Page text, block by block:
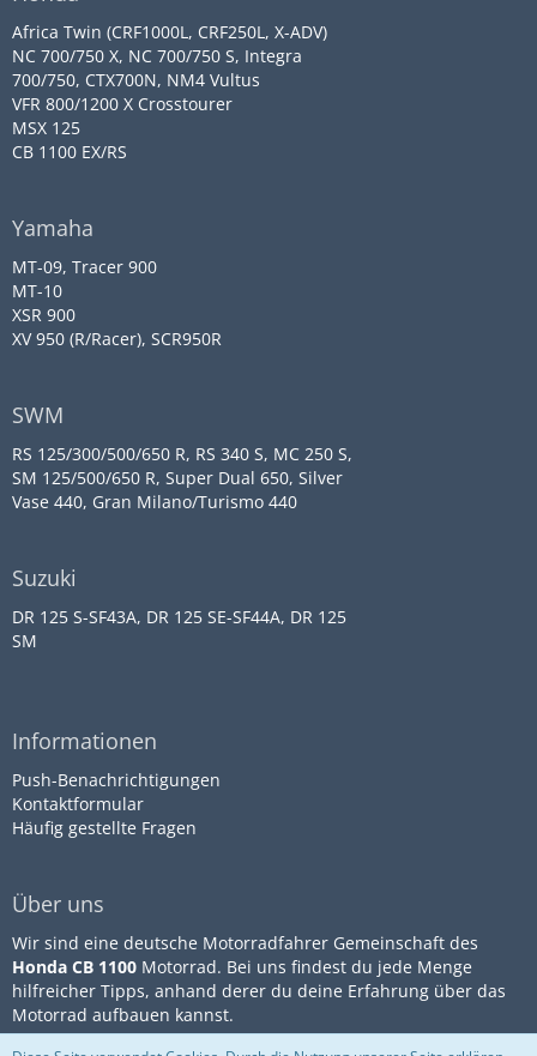
Africa Twin (CRF1000L, CRF250L, X-ADV)
NC 700/750 X, NC 700/750 S, Integra
700/750, CTX700N, NM4 Vultus
VFR 800/1200 X Crosstourer
MSX 125
CB 1100 EX/RS
Yamaha
MT-09, Tracer 900
MT-10
XSR 900
XV 950 (R/Racer), SCR950R
SWM
RS 125/300/500/650 R, RS 340 S, MC 250 S,
SM 125/500/650 R, Super Dual 650, Silver
Vase 440, Gran Milano/Turismo 440
Suzuki
DR 125 S-SF43A, DR 125 SE-SF44A, DR 125
SM
Informationen
Push-Benachrichtigungen
Kontaktformular
Häufig gestellte Fragen
Über uns
Wir sind eine deutsche Motorradfahrer Gemeinschaft des
Honda CB 1100 Motorrad. Bei uns findest du jede Menge
hilfreicher Tipps, anhand derer du deine Erfahrung über das
Motorrad aufbauen kannst.